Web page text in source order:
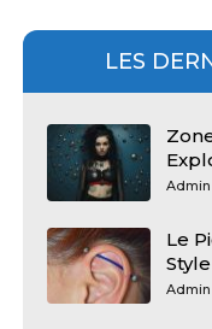
LES
Admin
Le
Admin